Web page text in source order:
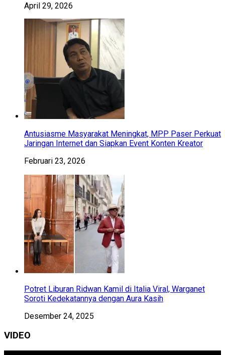
April 29, 2026
Antusiasme Masyarakat Meningkat, MPP Paser Perkuat
Jaringan Internet dan Siapkan Event Konten Kreator
Februari 23, 2026
Potret Liburan Ridwan Kamil di Italia Viral, Warganet
Soroti Kedekatannya dengan Aura Kasih
Desember 24, 2025
VIDEO